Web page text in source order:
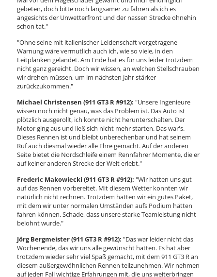
gebeten, doch bitte noch langsamer zu fahren als ich es
angesichts der Unwetterfront und der nassen Strecke ohnehin
schon tat."
"Ohne seine mit italienischer Leidenschaft vorgetragene
Warnung wäre vermutlich auch ich, wie so viele, in den
Leitplanken gelandet. Am Ende hat es für uns leider trotzdem
nicht ganz gereicht. Doch wir wissen, an welchen Stellschrauben
wir drehen müssen, um im nächsten Jahr stärker
zurückzukommen."
Michael Christensen (911 GT3 R #912): "Unsere Ingenieure
wissen noch nicht genau, was das Problem ist. Das Auto ist
plötzlich ausgerollt, ich konnte nicht herunterschalten. Der
Motor ging aus und ließ sich nicht mehr starten. Das war's.
Dieses Rennen ist und bleibt unberechenbar und hat seinem
Ruf auch diesmal wieder alle Ehre gemacht. Auf der anderen
Seite bietet die Nordschleife einem Rennfahrer Momente, die er
auf keiner anderen Strecke der Welt erlebt."
Frederic Makowiecki (911 GT3 R #912): "Wir hatten uns gut
auf das Rennen vorbereitet. Mit diesem Wetter konnten wir
natürlich nicht rechnen. Trotzdem hatten wir ein gutes Paket,
mit dem wir unter normalen Umständen aufs Podium hätten
fahren können. Schade, dass unsere starke Teamleistung nicht
belohnt wurde."
Jörg Bergmeister (911 GT3 R #912): "Das war leider nicht das
Wochenende, das wir uns alle gewünscht hatten. Es hat aber
trotzdem wieder sehr viel Spaß gemacht, mit dem 911 GT3 R an
diesem außergewöhnlichen Rennen teilzunehmen. Wir nehmen
auf jeden Fall wichtige Erfahrungen mit, die uns weiterbringen